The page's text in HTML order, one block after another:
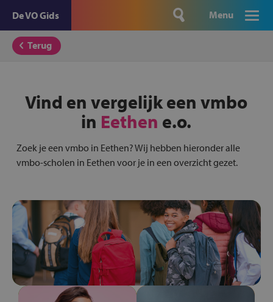
De VO Gids Menu
Terug
Vind en vergelijk een vmbo
in Eethen e.o.
Zoek je een vmbo in Eethen? Wij hebben hieronder alle
vmbo-scholen in Eethen voor je in een overzicht gezet.